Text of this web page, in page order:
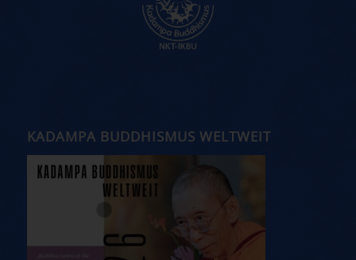
KADAMPA BUDDHISMUS WELTWEIT